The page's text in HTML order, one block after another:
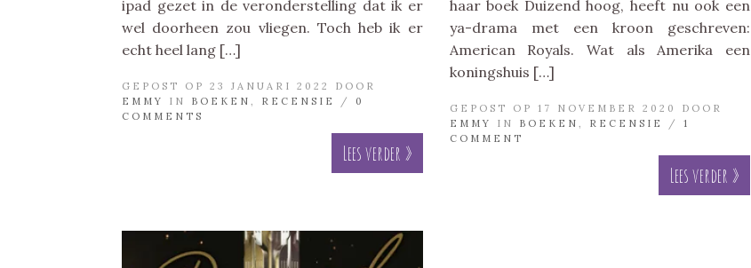
ipad gezet in de veronderstelling dat ik er
wel doorheen zou vliegen. Toch heb ik er
echt heel lang […]
GEPOST OP 23 JANUARI 2022 DOOR
EMMY
IN BOEKEN , RECENSIE / 0
COMMENTS
Lees verder »
haar boek Duizend hoog, heeft nu ook een
ya-drama met een kroon geschreven:
American Royals. Wat als Amerika een
koningshuis […]
GEPOST OP 17 NOVEMBER 2020 DOOR
EMMY
IN BOEKEN , RECENSIE / 1
COMMENT
Lees verder »